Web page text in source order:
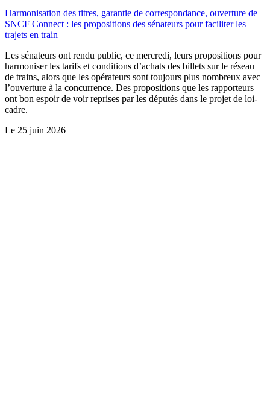
Harmonisation des titres, garantie de correspondance, ouverture de
SNCF Connect : les propositions des sénateurs pour faciliter les
trajets en train
Les sénateurs ont rendu public, ce mercredi, leurs propositions pour
harmoniser les tarifs et conditions d’achats des billets sur le réseau
de trains, alors que les opérateurs sont toujours plus nombreux avec
l’ouverture à la concurrence. Des propositions que les rapporteurs
ont bon espoir de voir reprises par les députés dans le projet de loi-
cadre.
Le 25 juin 2026